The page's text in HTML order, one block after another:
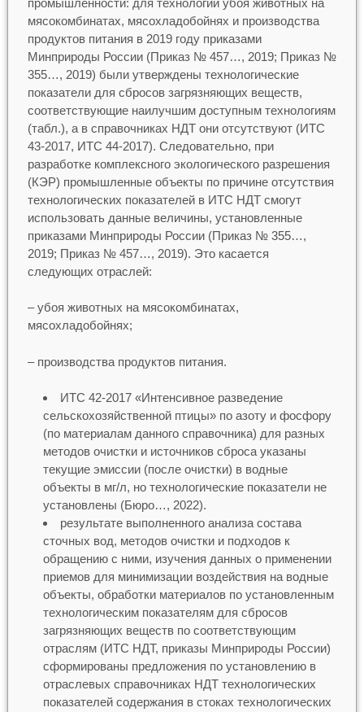
мясокомбинатах, мясохладобойнях и производства
продуктов питания в 2019 году приказами
Минприроды России (Приказ № 457…, 2019; Приказ №
355…, 2019) были утверждены технологические
показатели для сбросов загрязняющих веществ,
соответствующие наилучшим доступным технологиям
(табл.), а в справочниках НДТ они отсутствуют (ИТС
43-2017, ИТС 44-2017). Следовательно, при
разработке комплексного экологического разрешения
(КЭР) промышленные объекты по причине отсутствия
технологических показателей в ИТС НДТ смогут
использовать данные величины, установленные
приказами Минприроды России (Приказ № 355…,
2019; Приказ № 457…, 2019). Это касается
следующих отраслей:
– убоя животных на мясокомбинатах,
мясохладобойнях;
– производства продуктов питания.
ИТС 42-2017 «Интенсивное разведение
сельскохозяйственной птицы» по азоту и фосфору
(по материалам данного справочника) для разных
методов очистки и источников сброса указаны
текущие эмиссии (после очистки) в водные
объекты в мг/л, но технологические показатели не
установлены (Бюро…, 2022).
результате выполненного анализа состава
сточных вод, методов очистки и подходов к
обращению с ними, изучения данных о применении
приемов для минимизации воздействия на водные
объекты, обработки материалов по установленным
технологическим показателям для сбросов
загрязняющих веществ по соответствующим
отраслям (ИТС НДТ, приказы Минприроды России)
сформированы предложения по установлению в
отраслевых справочниках НДТ технологических
показателей содержания в стоках технологических